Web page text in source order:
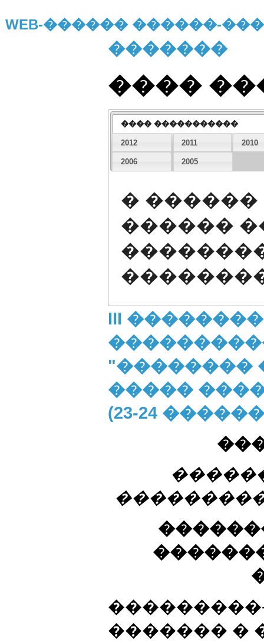
WEB-������ ������-
�������
����
���� �����������
2012 2011 2010
2006 2005
�
������
III
"��������
�����
(23-24
������� �